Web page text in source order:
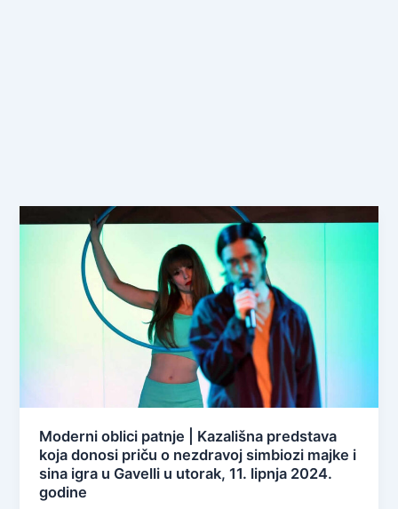
Moderni oblici patnje | Kazališna predstava
koja donosi priču o nezdravoj simbiozi majke i
sina igra u Gavelli u utorak, 11. lipnja 2024.
godine